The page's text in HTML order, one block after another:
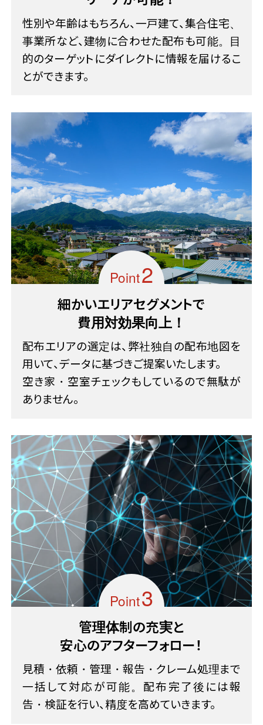
性別や年齢はもちろん、一戸建て、集合住宅、
事業所など、建物に合わせた配布も可能。目
的のターゲットにダイレクトに情報を届けるこ
とができます。
Point
細かいエリアセグメントで
費用対効果向上！
配布エリアの選定は、弊社独自の配布地図を
用いて、データに基づきご提案いたします。
空き家・空室チェックもしているので無駄が
ありません。
Point
管理体制の充実と
安心のアフターフォロー！
見積・依頼・管理・報告・クレーム処理まで
一括して対応が可能。配布完了後には報
告・検証を行い、精度を高めていきます。